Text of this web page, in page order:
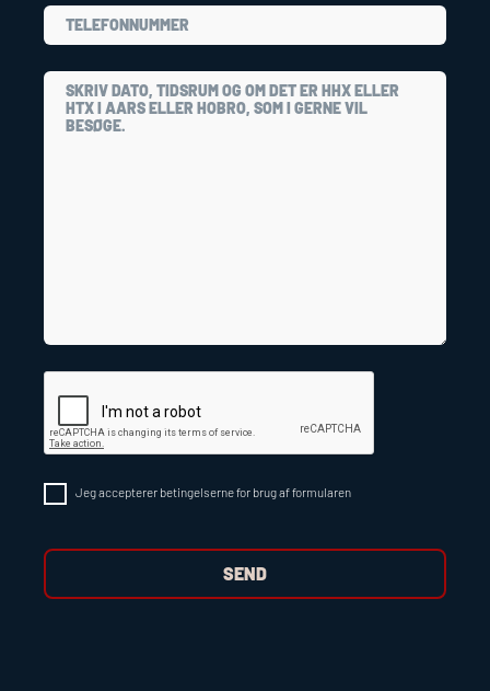
Jeg accepterer betingelserne for brug af formularen